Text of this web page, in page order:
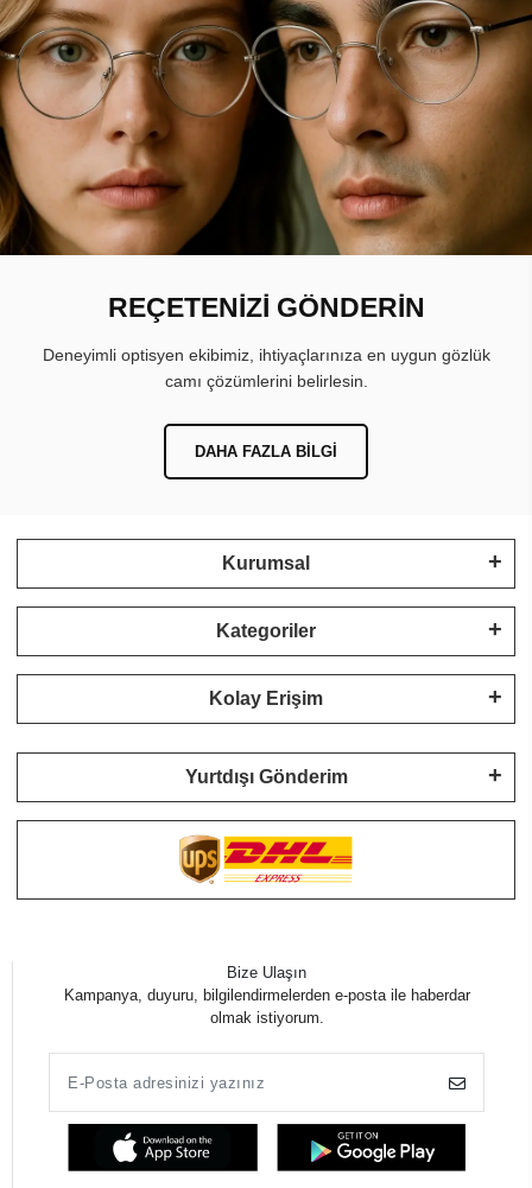
REÇETENİZİ GÖNDERİN
Deneyimli optisyen ekibimiz, ihtiyaçlarınıza en uygun gözlük
camı çözümlerini belirlesin.
DAHA FAZLA BILGI
Kurumsal
Kategoriler
Kolay Erişim
Yurtdışı Gönderim
Bize Ulaşın
Kampanya, duyuru, bilgilendirmelerden e-posta ile haberdar
olmak istiyorum.